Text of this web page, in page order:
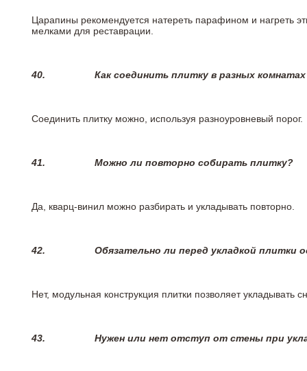
Царапины рекомендуется натереть парафином и нагреть
мелками для реставрации.
40. Как соединить плитку в разных
Соединить плитку можно, используя разноуровневый порог.
41. Можно ли повторно собирать плитку?
Да, кварц-винил можно разбирать и укладывать повторно.
42. Обязательно ли перед укладкой плитки
Нет, модульная конструкция плитки позволяет
43. Нужен или нет отступ от стены при